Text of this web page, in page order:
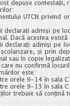
depuse
UTCN privind
declaraţi admişi pe
Dacă acestea
declaraţi admişi pe
și prin
sau în copie
nu confirmă
este:
orele 9-14 în sala
orele 9-13 în sala
trebuie să